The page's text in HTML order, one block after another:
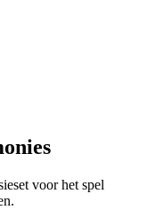
voor het spel